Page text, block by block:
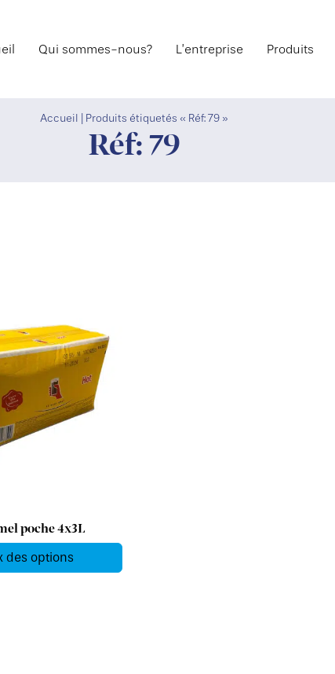
Qui sommes-nous? L’entreprise Produits
Accueil Produits étiquetés « Réf: 79 »
Réf: 79
poche 4x3L
des options